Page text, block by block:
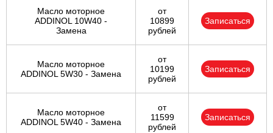
Масло моторное
ADDINOL 10W40 -
Замена
от
10899
рублей
Записаться
Масло моторное
ADDINOL 5W30 - Замена
от
10199
рублей
Записаться
Масло моторное
ADDINOL 5W40 - Замена
от
11599
рублей
Записаться